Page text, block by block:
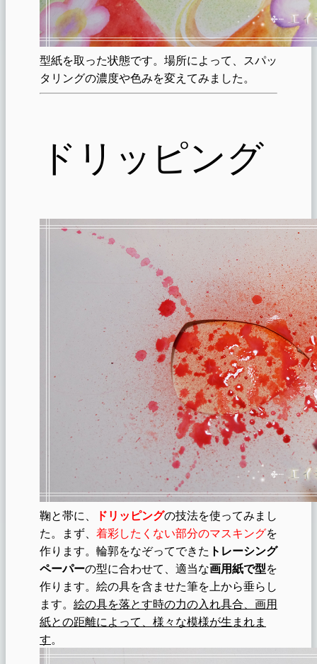
型紙を取った状態です。場所によって、スパッ
タリングの濃度や色みを変えてみました。
ドリッピング
鞠と帯に、 ドリッピングの技法を使ってみまし
た。まず、 着彩したくない部分のマスキングを
作ります。輪郭をなぞってできた トレーシング
ペーパーの型に合わせて、適当な画用紙で型を
作ります。絵の具を含ませた筆を上から垂らし
ます。 絵の具を落とす時の力の入れ具合、画用
紙との距離によって、様々な模様が生まれま
す